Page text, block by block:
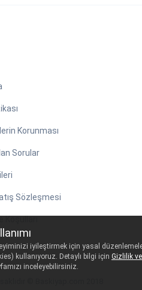
Korunması
Sorular
Sözleşmesi
iyileştirmek için yasal
kullanıyoruz. Detaylı bilgi için Gizlilik
inceleyebilirsiniz.